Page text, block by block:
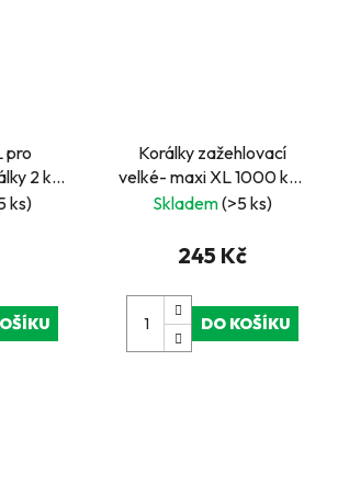
pro
2 ks,
ks)
Korálky zažehlovací
velké- maxi XL 1000 ks -
Hnědé
Skladem(>5 ks)
245 Kč
DO KOŠÍKU